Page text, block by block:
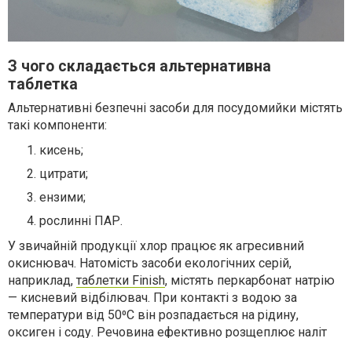
З чого складається альтернативна
таблетка
Альтернативні безпечні засоби для посудомийки містять
такі компоненти:
кисень;
цитрати;
ензими;
рослинні ПАР.
У звичайній продукції хлор працює як агресивний
окиснювач. Натомість засоби екологічних серій,
наприклад, таблетки Finish, містять перкарбонат натрію
— кисневий відбілювач. При контакті з водою за
температури від 50⁰C він розпадається на рідину,
оксиген і соду. Речовина ефективно розщеплює наліт